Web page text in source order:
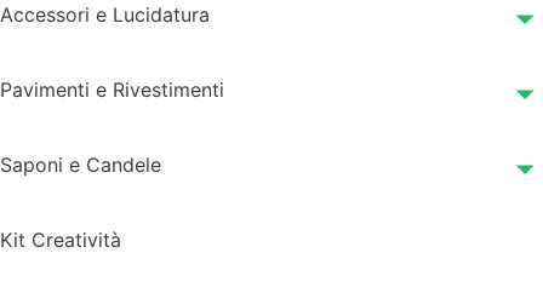
Accessori e Lucidatura
Pavimenti e Rivestimenti
Saponi e Candele
Kit Creatività